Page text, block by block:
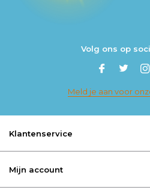
Volg ons op
Meld je aan voor
Klantenservice
Mijn account